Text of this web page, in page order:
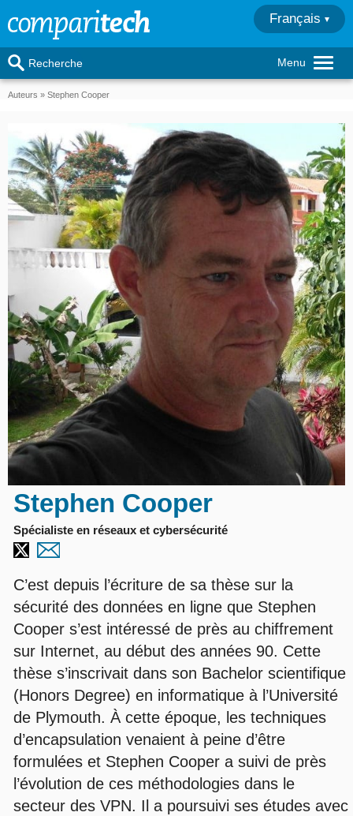
Menu
Recherche
Français
Auteurs Stephen Cooper
Stephen Cooper
Spécialiste en réseaux et cybersécurité
C’est depuis l’écriture de sa thèse sur la
sécurité des données en ligne que Stephen
Cooper s’est intéressé de près au chiffrement
sur Internet, au début des années 90. Cette
thèse s’inscrivait dans son Bachelor scientifique
(Honors Degree) en informatique à l’Université
de Plymouth. À cette époque, les techniques
d’encapsulation venaient à peine d’être
formulées et Stephen Cooper a suivi de près
l’évolution de ces méthodologies dans le
secteur des VPN. Il a poursuivi ses études avec